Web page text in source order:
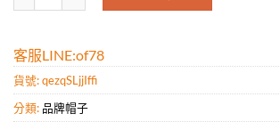
客服LINE:of78
貨號:qezqSLjjIffi
分類: 品牌帽子